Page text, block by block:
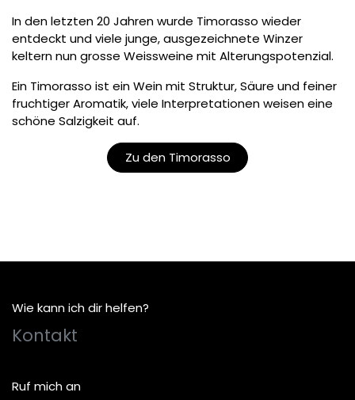
In den letzten 20 Jahren wurde Timorasso wieder
entdeckt und viele junge, ausgezeichnete Winzer
keltern nun grosse Weissweine mit Alterungspotenzial.
Ein Timorasso ist ein Wein mit Struktur, Säure und feiner
fruchtiger Aromatik, viele Interpretationen weisen eine
schöne Salzigkeit auf.
Zu den Timorasso
Wie kann ich dir helfen?
Kontakt
Ruf mich an